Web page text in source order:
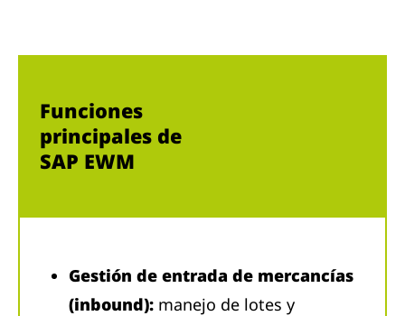
Funciones
principales de
SAP EWM
Gestión de entrada de mercancías
(inbound): manejo de lotes y